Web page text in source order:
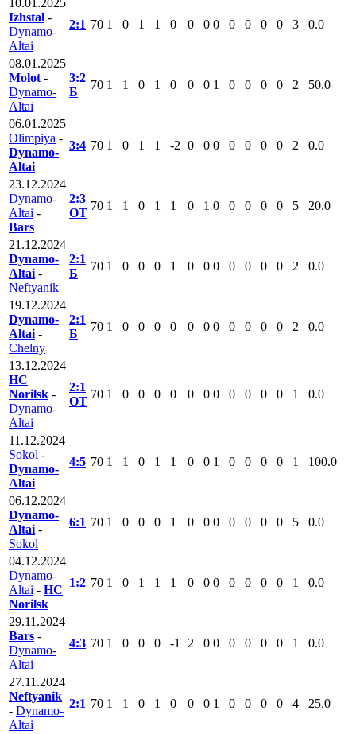
Izhstal -
Dynamo-
Altai
2:1 70 1 0 1 1 0 0 0 0 0 0 0 0 3 0.0
08.01.2025
Molot -
Dynamo-
Altai
3:2
Б
70 1 1 0 1 0 0 0 1 0 0 0 0 2 50.0
06.01.2025
Olimpiya -
Dynamo-
Altai
3:4 70 1 0 1 1 -2 0 0 0 0 0 0 0 2 0.0
23.12.2024
Dynamo-
Altai -
Bars
2:3
ОТ
70 1 1 0 1 1 0 1 0 0 0 0 0 5 20.0
21.12.2024
Dynamo-
Altai -
Neftyanik
2:1
Б
70 1 0 0 0 1 0 0 0 0 0 0 0 2 0.0
19.12.2024
Dynamo-
Altai -
Chelny
2:1
Б
70 1 0 0 0 0 0 0 0 0 0 0 0 2 0.0
13.12.2024
HC
Norilsk -
Dynamo-
Altai
2:1
ОТ
70 1 0 0 0 0 0 0 0 0 0 0 0 1 0.0
11.12.2024
Sokol -
Dynamo-
Altai
4:5 70 1 1 0 1 1 0 0 1 0 0 0 0 1 100.0
06.12.2024
Dynamo-
Altai -
Sokol
6:1 70 1 0 0 0 1 0 0 0 0 0 0 0 5 0.0
04.12.2024
Dynamo-
Altai - HC
Norilsk
1:2 70 1 0 1 1 1 0 0 0 0 0 0 0 1 0.0
29.11.2024
Bars -
Dynamo-
Altai
4:3 70 1 0 0 0 -1 2 0 0 0 0 0 0 1 0.0
27.11.2024
Neftyanik
- Dynamo-
Altai
2:1 70 1 1 0 1 0 0 0 1 0 0 0 0 4 25.0